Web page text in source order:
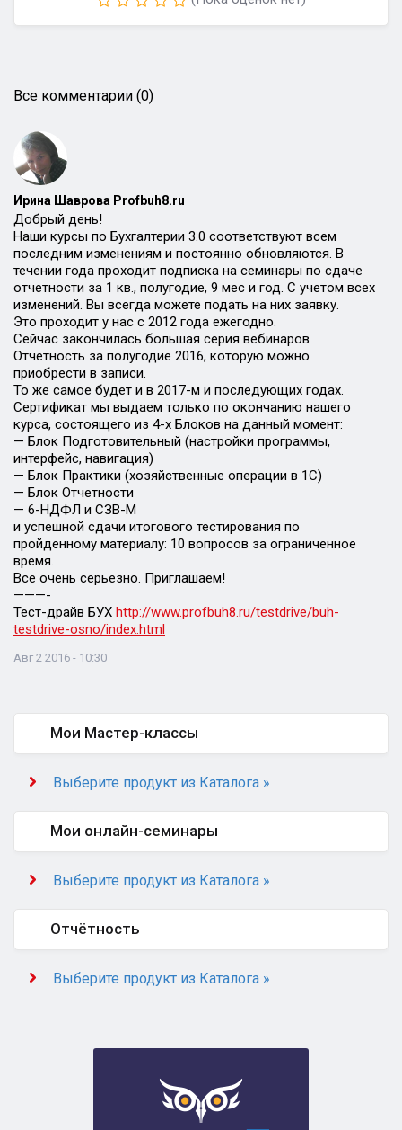
Все комментарии (0)
Ирина Шаврова Profbuh8.ru
Добрый день!
Наши курсы по Бухгалтерии 3.0 соответствуют всем
последним изменениям и постоянно обновляются. В
течении года проходит подписка на семинары по сдаче
отчетности за 1 кв., полугодие, 9 мес и год. С учетом всех
изменений. Вы всегда можете подать на них заявку.
Это проходит у нас с 2012 года ежегодно.
Сейчас закончилась большая серия вебинаров
Отчетность за полугодие 2016, которую можно
приобрести в записи.
То же самое будет и в 2017-м и последующих годах.
Сертификат мы выдаем только по окончанию нашего
курса, состоящего из 4-х Блоков на данный момент:
— Блок Подготовительный (настройки программы,
интерфейс, навигация)
— Блок Практики (хозяйственные операции в 1С)
— Блок Отчетности
— 6-НДФЛ и СЗВ-М
и успешной сдачи итогового тестирования по
пройденному материалу: 10 вопросов за ограниченное
время.
Все очень серьезно. Приглашаем!
———-
Тест-драйв БУХ http://www.profbuh8.ru/testdrive/buh-
testdrive-osno/index.html
Авг 2 2016 - 10:30
Мои Мастер-классы
Выберите продукт из Каталога »
Мои онлайн-семинары
Выберите продукт из Каталога »
Отчётность
Выберите продукт из Каталога »